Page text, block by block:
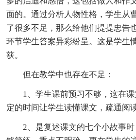
面的。通过分析人物性格，学生从
了很多不足，那么给他们提提忠告
环节学生答案异彩纷呈。这是学生
获。
但在教学中也存在不足：
1、学生课前预习不够，这在
定的时间让学生读懂课文，疏通阅
2、是复述课文的七个小故事